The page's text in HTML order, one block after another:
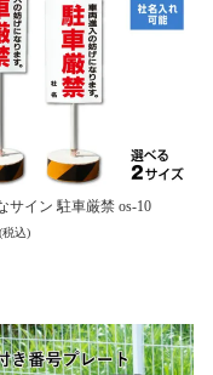
サイン 駐車厳禁 os-10
(税込)